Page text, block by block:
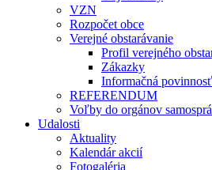
VZN
Rozpočet obce
Verejné obstarávanie
Profil verejného
Zákazky
Informačná
REFERENDUM
Voľby do orgánov
Udalosti
Aktuality
Kalendár akcií
Fotogaléria